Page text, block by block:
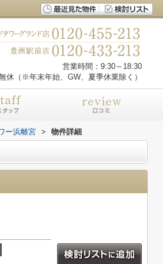
営業時間：9:30～18:30
休（※年末年始、GW、夏季休業除く）
ー浜離宮 > 物件詳細